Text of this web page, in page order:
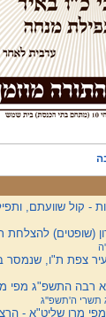
- קול שוועתם,
(שופטים) להצלחת
צפת ת"ו,
רבה התשפ"ג מפי
תשרי ה'תשפ''ג
מפי מרן שליט"א -